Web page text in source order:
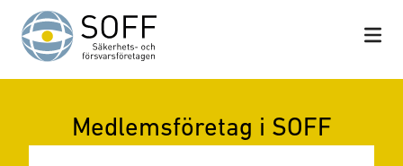
Hoppa till innehåll
Medlemsföretag i SOFF